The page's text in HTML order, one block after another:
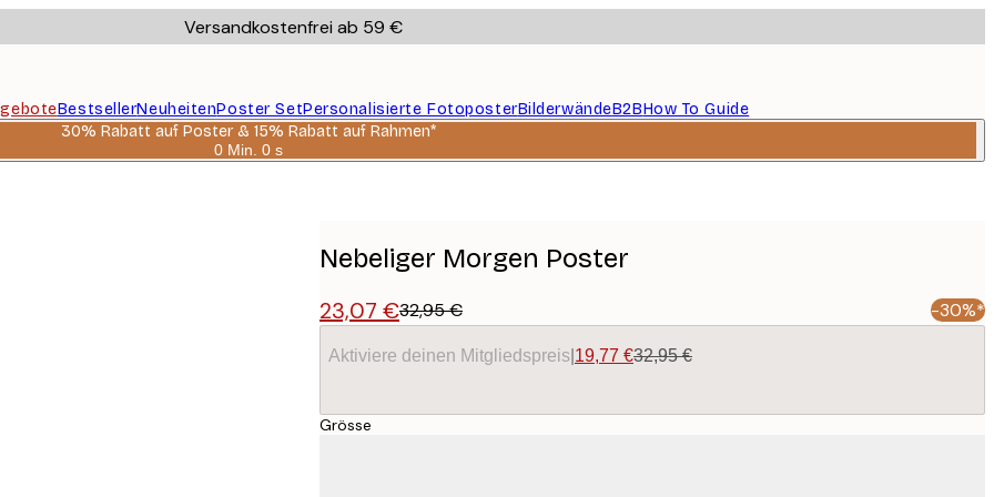
Versandkostenfrei ab 59 €
BestsellerNeuheitenPoster SetPersonalisierte FotoposterBilderwändeB2BHow To Guide
30% Rabatt auf Poster & 15% Rabatt auf Rahmen*
0 Min. 0 s
Gültig
Nebeliger Morgen Poster
23,07 €32,95 € -30%*
Aktiviere deinen Mitgliedspreis 19,77 €32,95 €
Grösse